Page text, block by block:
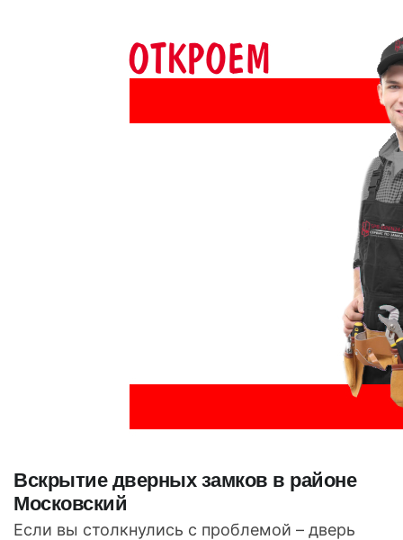
Вскрытие дверных замков в районе
Московский
Если вы столкнулись с проблемой – дверь